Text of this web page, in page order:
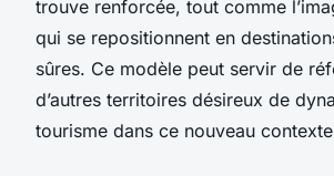
trouve renforcée, tout comme
qui se repositionnent en
sûres. Ce modèle peut servir de
d’autres territoires désireux de
tourisme dans ce nouveau